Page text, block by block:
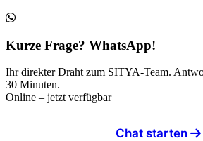
Kurze Frage? WhatsApp!
Ihr direkter Draht zum SITYA-Team.
30 Minuten.
Online – jetzt verfügbar
Chat starten